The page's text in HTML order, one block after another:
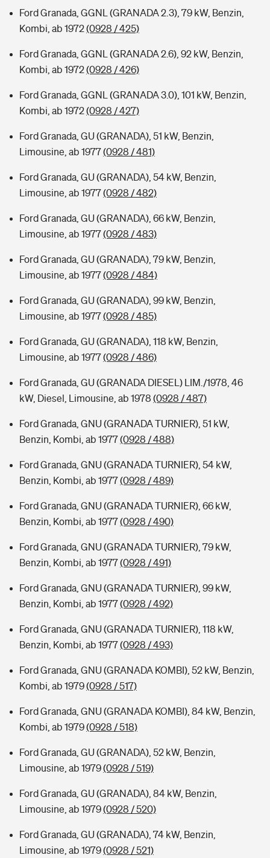
Ford Granada, GGNL (GRANADA 2.3), 79 kW, Benzin,
Kombi, ab 1972(0928 / 425)
Ford Granada, GGNL (GRANADA 2.6), 92 kW, Benzin,
Kombi, ab 1972(0928 / 426)
Ford Granada, GGNL (GRANADA 3.0), 101 kW, Benzin,
Kombi, ab 1972(0928 / 427)
Ford Granada, GU (GRANADA), 51 kW, Benzin,
Limousine, ab 1977(0928 / 481)
Ford Granada, GU (GRANADA), 54 kW, Benzin,
Limousine, ab 1977(0928 / 482)
Ford Granada, GU (GRANADA), 66 kW, Benzin,
Limousine, ab 1977(0928 / 483)
Ford Granada, GU (GRANADA), 79 kW, Benzin,
Limousine, ab 1977(0928 / 484)
Ford Granada, GU (GRANADA), 99 kW, Benzin,
Limousine, ab 1977(0928 / 485)
Ford Granada, GU (GRANADA), 118 kW, Benzin,
Limousine, ab 1977(0928 / 486)
Ford Granada, GU (GRANADA DIESEL) LIM./1978, 46
kW, Diesel, Limousine, ab 1978 (0928 / 487)
Ford Granada, GNU (GRANADA TURNIER), 51 kW,
Benzin, Kombi, ab 1977(0928 / 488)
Ford Granada, GNU (GRANADA TURNIER), 54 kW,
Benzin, Kombi, ab 1977(0928 / 489)
Ford Granada, GNU (GRANADA TURNIER), 66 kW,
Benzin, Kombi, ab 1977(0928 / 490)
Ford Granada, GNU (GRANADA TURNIER), 79 kW,
Benzin, Kombi, ab 1977(0928 / 491)
Ford Granada, GNU (GRANADA TURNIER), 99 kW,
Benzin, Kombi, ab 1977(0928 / 492)
Ford Granada, GNU (GRANADA TURNIER), 118 kW,
Benzin, Kombi, ab 1977(0928 / 493)
Ford Granada, GNU (GRANADA KOMBI), 52 kW, Benzin,
Kombi, ab 1979(0928 / 517)
Ford Granada, GNU (GRANADA KOMBI), 84 kW, Benzin,
Kombi, ab 1979(0928 / 518)
Ford Granada, GU (GRANADA), 52 kW, Benzin,
Limousine, ab 1979(0928 / 519)
Ford Granada, GU (GRANADA), 84 kW, Benzin,
Limousine, ab 1979(0928 / 520)
Ford Granada, GU (GRANADA), 74 kW, Benzin,
Limousine, ab 1979(0928 / 521)